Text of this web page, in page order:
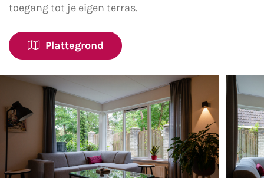
toegang tot je eigen terras.
Plattegrond